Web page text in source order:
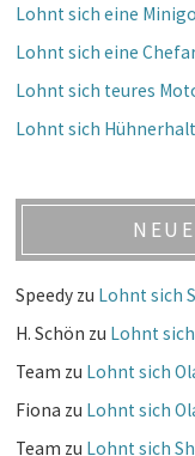
Lohnt sich eine
Lohnt sich eine
Lohnt sich teures
Lohnt sich
Speedy zu Lohnt sich
H. Schön zu Lohnt
Team zu Lohnt sich
Fiona zu Lohnt sich
Team zu Lohnt sich